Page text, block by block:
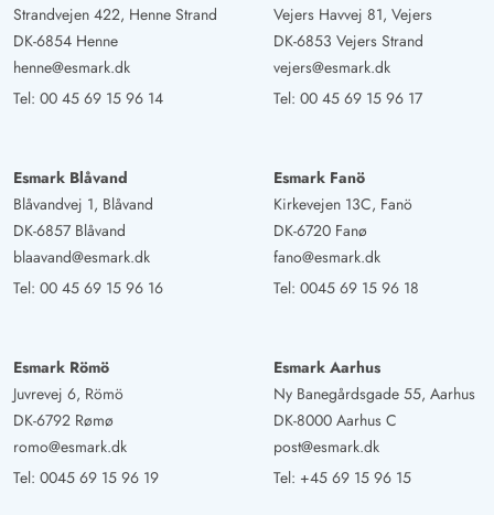
Strandvejen 422, Henne Strand
DK-6854 Henne
henne@esmark.dk
Tel: 00 45 69 15 96 14
Vejers Havvej 81, Vejers
DK-6853 Vejers Strand
vejers@esmark.dk
Tel: 00 45 69 15 96 17
Esmark Blåvand
Blåvandvej 1, Blåvand
DK-6857 Blåvand
blaavand@esmark.dk
Tel: 00 45 69 15 96 16
Esmark Fanö
Kirkevejen 13C, Fanö
DK-6720 Fanø
fano@esmark.dk
Tel: 0045 69 15 96 18
Esmark Römö
Juvrevej 6, Römö
DK-6792 Rømø
romo@esmark.dk
Tel: 0045 69 15 96 19
Esmark Aarhus
Ny Banegårdsgade 55, Aarhus
DK-8000 Aarhus C
post@esmark.dk
Tel: +45 69 15 96 15